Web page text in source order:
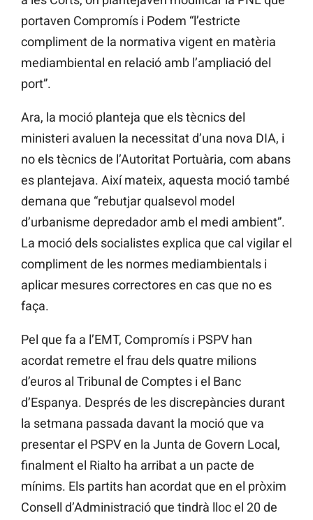
portaven Compromís i Podem “l’estricte
compliment de la normativa vigent en matèria
mediambiental en relació amb l’ampliació del
port”.
Ara, la moció planteja que els tècnics del
ministeri avaluen la necessitat d’una nova DIA, i
no els tècnics de l’Autoritat Portuària, com abans
es plantejava. Així mateix, aquesta moció també
demana que “rebutjar qualsevol model
d’urbanisme depredador amb el medi ambient”.
La moció dels socialistes explica que cal vigilar el
compliment de les normes mediambientals i
aplicar mesures correctores en cas que no es
faça.
Pel que fa a l’EMT, Compromís i PSPV han
acordat remetre el frau dels quatre milions
d’euros al Tribunal de Comptes i el Banc
d’Espanya. Després de les discrepàncies durant
la setmana passada davant la moció que va
presentar el PSPV en la Junta de Govern Local,
finalment el Rialto ha arribat a un pacte de
mínims. Els partits han acordat que en el pròxim
Consell d’Administració que tindrà lloc el 20 de